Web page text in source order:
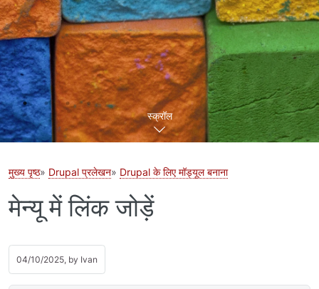
स्क्रॉल
मुख्य पृष्ठ Drupal प्रलेखन Drupal के लिए मॉड्यूल बनाना
मेन्यू में लिंक जोड़ें
04/10/2025, by Ivan